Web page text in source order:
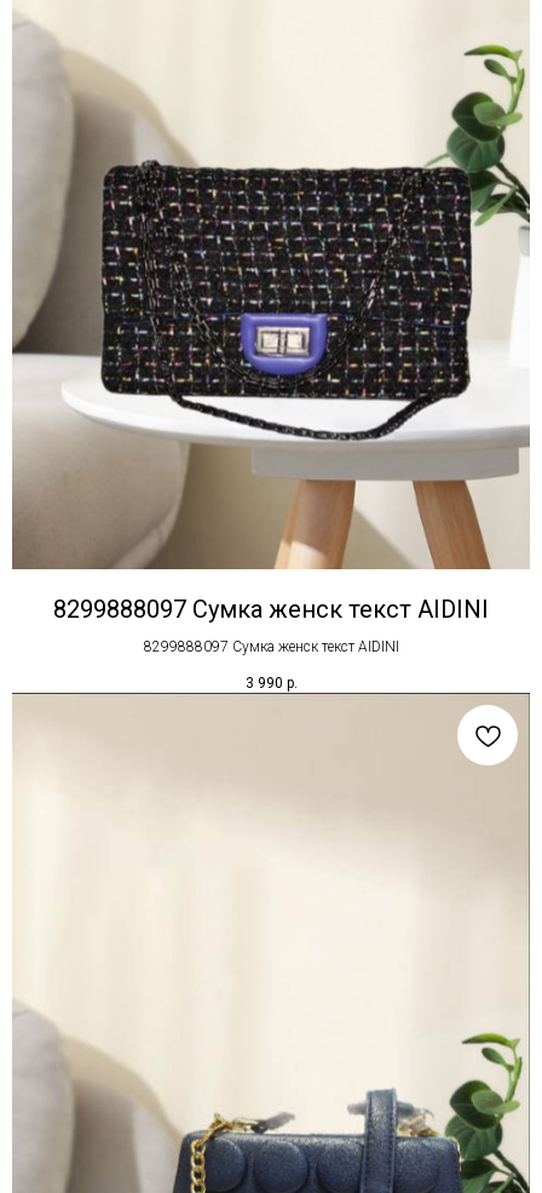
8299888097 Сумка женск текст AIDINI
8299888097 Сумка женск текст AIDINI
3 990 р.